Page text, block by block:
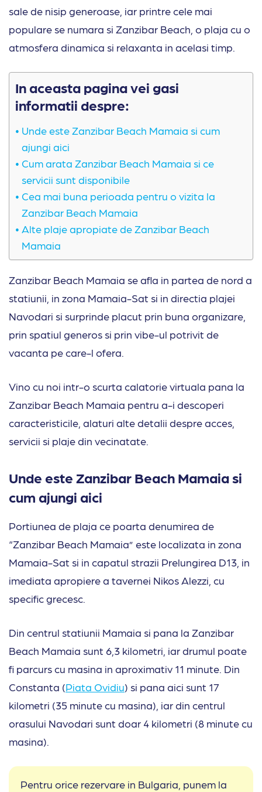
sale de nisip generoase, iar printre cele mai
populare se numara si Zanzibar Beach, o plaja cu o
atmosfera dinamica si relaxanta in acelasi timp.
In aceasta pagina vei gasi
informatii despre:
Unde este Zanzibar Beach Mamaia si cum
ajungi aici
Cum arata Zanzibar Beach Mamaia si ce
servicii sunt disponibile
Cea mai buna perioada pentru o vizita la
Zanzibar Beach Mamaia
Alte plaje apropiate de Zanzibar Beach
Mamaia
Zanzibar Beach Mamaia se afla in partea de nord a
statiunii, in zona Mamaia-Sat si in directia plajei
Navodari si surprinde placut prin buna organizare,
prin spatiul generos si prin vibe-ul potrivit de
vacanta pe care-l ofera.
Vino cu noi intr-o scurta calatorie virtuala pana la
Zanzibar Beach Mamaia pentru a-i descoperi
caracteristicile, alaturi alte detalii despre acces,
servicii si plaje din vecinatate.
Unde este Zanzibar Beach Mamaia si
cum ajungi aici
Portiunea de plaja ce poarta denumirea de
“Zanzibar Beach Mamaia” este localizata in zona
Mamaia-Sat si in capatul strazii Prelungirea D13, in
imediata apropiere a tavernei Nikos Alezzi, cu
specific grecesc.
Din centrul statiunii Mamaia si pana la Zanzibar
Beach Mamaia sunt 6,3 kilometri, iar drumul poate
fi parcurs cu masina in aproximativ 11 minute. Din
Constanta (Piata Ovidiu) si pana aici sunt 17
kilometri (35 minute cu masina), iar din centrul
orasului Navodari sunt doar 4 kilometri (8 minute cu
masina).
Pentru orice rezervare in Bulgaria, punem la